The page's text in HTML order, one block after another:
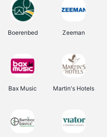
Boerenbed Zeeman
Bax Music Martin's Hotels